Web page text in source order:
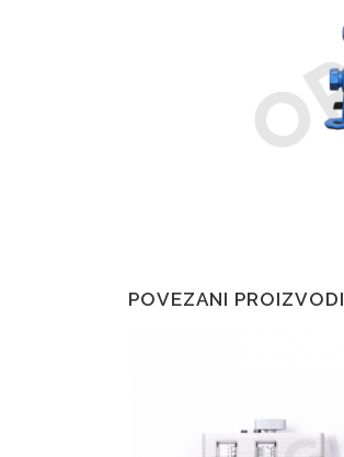
POVEZANI PROIZVODI